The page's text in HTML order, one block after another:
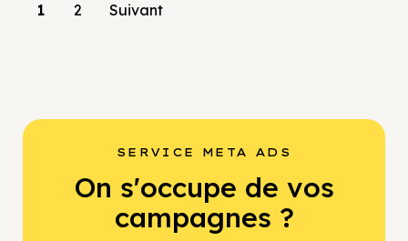
1 2 Suivant
SERVICE META ADS
On s'occupe de vos
campagnes ?